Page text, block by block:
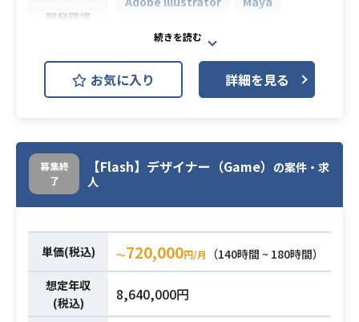
開発環境
Adobe Photoshop
業務内容
AE（After Effects）を用いたオペレ
ーション業務です。
ムや遊技機はデータフォルダの構成
り、根気強く丁寧に仕事を進めるタ
イプの方が適しています。
下記主な担当内容になります。
・エフェクトの制作
・コンポジット、オーサリング
・プロモーション映像の制作等
お気に入り 詳細を見る
募集終
了
【Flash】デザイナー（Game） の案件・求
人
単価(税込) 〜720,000円/月
（140時間 ~ 180時間）
想定年収
(税込)
8,640,000円